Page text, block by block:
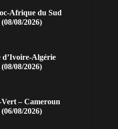
Afrique du Sud
08/2026)
d’Ivoire-Algérie
08/2026)
– Cameroun
08/2026)